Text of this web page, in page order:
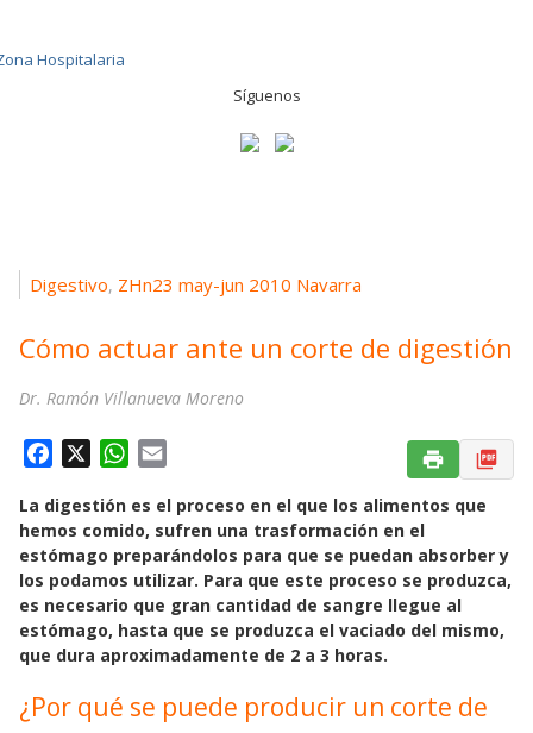
Síguenos
Digestivo, ZHn23 may-jun 2010 Navarra
Cómo actuar ante un corte de digestión
Dr. Ramón Villanueva Moreno
c
e
b
o
o
k
W
a
t
s
A
p
p
a
i
l
La digestión es el proceso en el que los alimentos que
hemos comido, sufren una trasformación en el
estómago preparándolos para que se puedan absorber y
los podamos utilizar. Para que este proceso se produzca,
es necesario que gran cantidad de sangre llegue al
estómago, hasta que se produzca el vaciado del mismo,
que dura aproximadamente de 2 a 3 horas.
¿Por qué se puede producir un corte de